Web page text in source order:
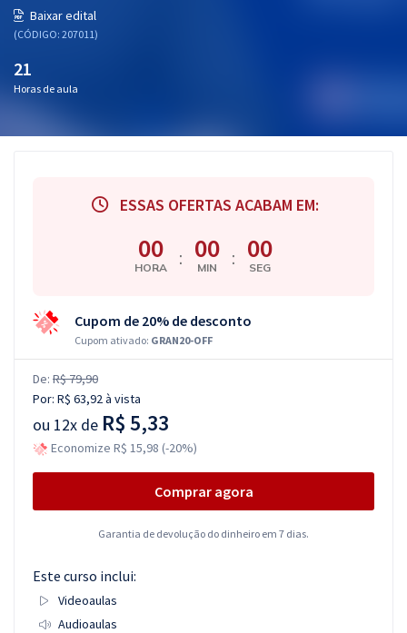
Baixar edital
(CÓDIGO: 207011)
21
Horas de aula
ESSAS OFERTAS ACABAM EM:
00
HORA : 00
MIN : 00
SEG
Cupom de 20% de desconto
Cupom ativado: GRAN20-OFF
De: R$ 79,90
Por: R$ 63,92à vista
ou 12x de R$ 5,33
Economize R$ 15,98 (-20%)
Comprar agora
Garantia de devolução do dinheiro em 7 dias.
Este curso inclui:
Videoaulas
Audioaulas